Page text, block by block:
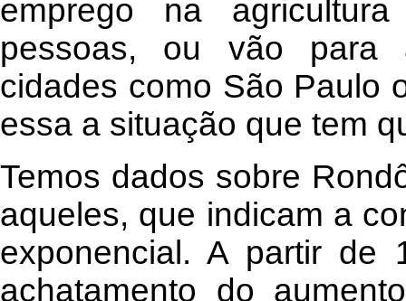
emprego na
pessoas, ou vão para
cidades como São Paulo
essa a situação que tem
Temos dados sobre
aqueles, que indicam a
exponencial. A partir de
achatamento do